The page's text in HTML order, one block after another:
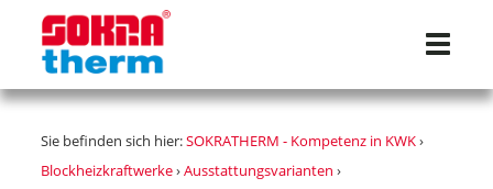
Sie befinden sich hier:SOKRATHERM - Kompetenz in KWK›
Blockheizkraftwerke›Ausstattungsvarianten ›